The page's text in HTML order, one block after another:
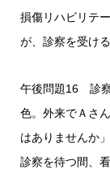
損傷リハビリテ
が、診察を受け
午後問題16 診
色。外来でＡさ
はありませんか
診察を待つ間、